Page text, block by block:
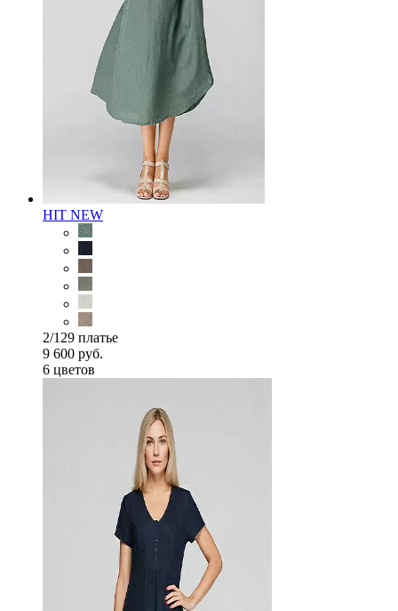
HIT NEW
2/129 платье
9 600 руб.
6 цветов